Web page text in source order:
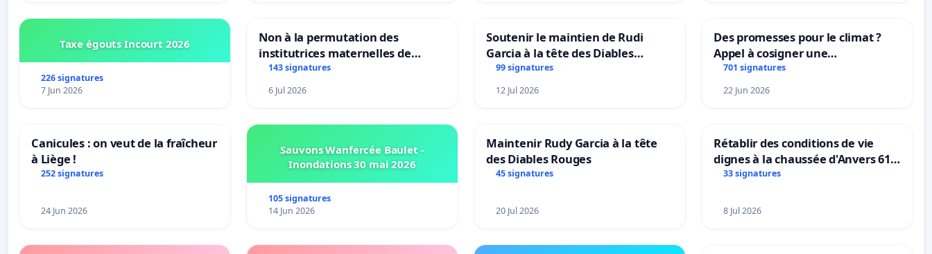
Taxe égouts Incourt 2026
226 signatures
7 Jun 2026
Non à la permutation des
institutrices maternelles de
Bléharies et Laplaigne !
Préservons la stabilité de nos
enfants.
143 signatures
6 Jul 2026
Soutenir le maintien de Rudi
Garcia à la tête des Diables
Rouges |Teken voor het behoud
van Rudi Garcia als bondscoach
99 signatures
12 Jul 2026
Des promesses pour le climat ?
Appel à cosigner une
interpellation des ministres
wallons du climat et de
l’environnement.
701 signatures
22 Jun 2026
Canicules : on veut de la fraîcheur
à Liège !
252 signatures
24 Jun 2026
Sauvons Wanfercée Baulet -
Inondations 30 mai 2026
105 signatures
14 Jun 2026
Maintenir Rudy Garcia à la tête
des Diables Rouges
45 signatures
20 Jul 2026
Rétablir des conditions de vie
dignes à la chaussée d'Anvers 61
et 63
33 signatures
8 Jul 2026